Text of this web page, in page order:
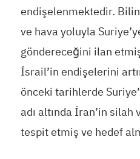
endişelenmektedir.
ve hava yoluyla
göndereceğini ilan
İsrail’in endişelerini
önceki tarihlerde
adı altında İran’in silah
tespit etmiş ve hedef